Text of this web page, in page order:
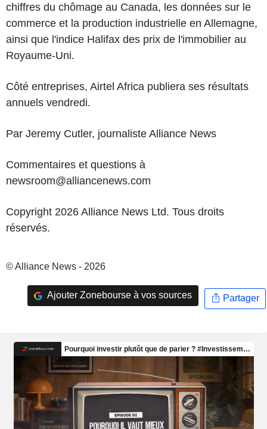
chiffres du chômage au Canada, les données sur le
commerce et la production industrielle en Allemagne,
ainsi que l'indice Halifax des prix de l'immobilier au
Royaume-Uni.
Côté entreprises, Airtel Africa publiera ses résultats
annuels vendredi.
Par Jeremy Cutler, journaliste Alliance News
Commentaires et questions à
newsroom@alliancenews.com
Copyright 2026 Alliance News Ltd. Tous droits
réservés.
© Alliance News - 2026
Ajouter Zonebourse à vos sources Partager